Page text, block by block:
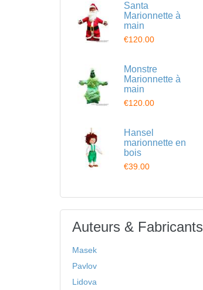
Santa
Marionnette à
main
€120.00
Monstre
Marionnette à
main
€120.00
Hansel
marionnette en
bois
€39.00
Auteurs & Fabricants
Masek
Pavlov
Lidova